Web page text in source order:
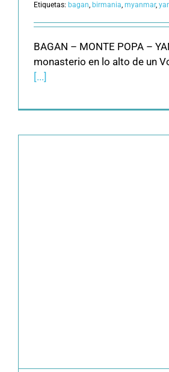
Etiquetas: bagan, birmania, myanmar,
BAGAN – MONTE POPA –
monasterio en lo alto de un
[...]